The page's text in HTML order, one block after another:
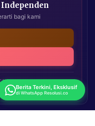
bagi kami
Berita Terkini, Eksklusif
di WhatsApp Resolusi.co